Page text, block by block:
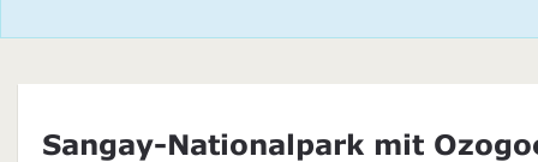
Sangay-Nationalpark mit